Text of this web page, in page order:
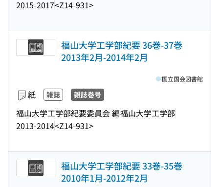
2015-2017<Z14-931>
福山大学工学部紀要 36巻-37巻
2013年2月-2014年2月
紙 雑誌 雑誌巻号
福山大学工学部紀要委員会 編福山大学工学部
2013-2014<Z14-931>
国立国会図書館
福山大学工学部紀要 33巻-35巻
2010年1月-2012年2月